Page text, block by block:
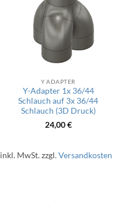
Y ADAPTER
Y-Adapter 1x 36/44
Schlauch auf 3x 36/44
Schlauch (3D Druck)
24,00€
inkl. MwSt.zzgl.Versandkosten